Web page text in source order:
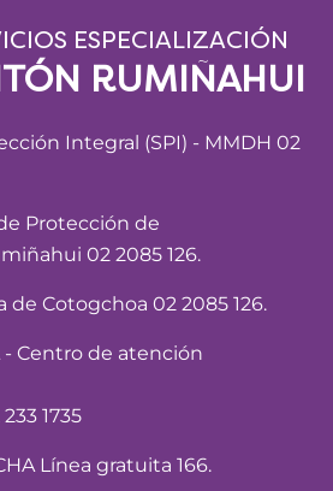
ESPECIALIZACIÓN
RUMIÑAHUI
Integral (SPI) - MMDH 02
Protección de
02 2085 126.
de Cotogchoa 02 2085 126.
- Centro de atención
1735
Línea gratuita 166.